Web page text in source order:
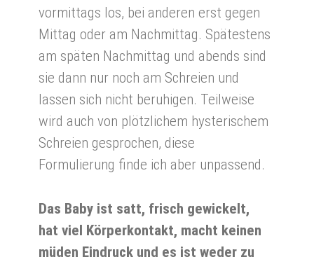
vormittags los, bei anderen erst gegen
Mittag oder am Nachmittag. Spätestens
am späten Nachmittag und abends sind
sie dann nur noch am Schreien und
lassen sich nicht beruhigen. Teilweise
wird auch von plötzlichem hysterischem
Schreien gesprochen, diese
Formulierung finde ich aber unpassend.
Das Baby ist satt, frisch gewickelt,
hat viel Körperkontakt, macht keinen
müden Eindruck und es ist weder zu